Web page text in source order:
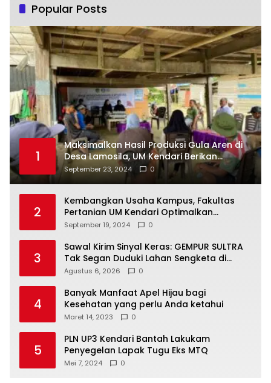
Popular Posts
1
Maksimalkan Hasil Produksi Gula Aren di
Desa Lamosila, UM Kendari Berikan
Bantuan Alat Produksi Modern
September 23, 2024 0
2
Kembangkan Usaha Kampus, Fakultas
Pertanian UM Kendari Optimalkan
Laboratorium Lapangan Agribisnis
September 19, 2024 0
3
Sawal Kirim Sinyal Keras: GEMPUR SULTRA
Tak Segan Duduki Lahan Sengketa di
Puuwatu
Agustus 6, 2026 0
4
Banyak Manfaat Apel Hijau bagi
Kesehatan yang perlu Anda ketahui
Maret 14, 2023 0
5
PLN UP3 Kendari Bantah Lakukam
Penyegelan Lapak Tugu Eks MTQ
Mei 7, 2024 0